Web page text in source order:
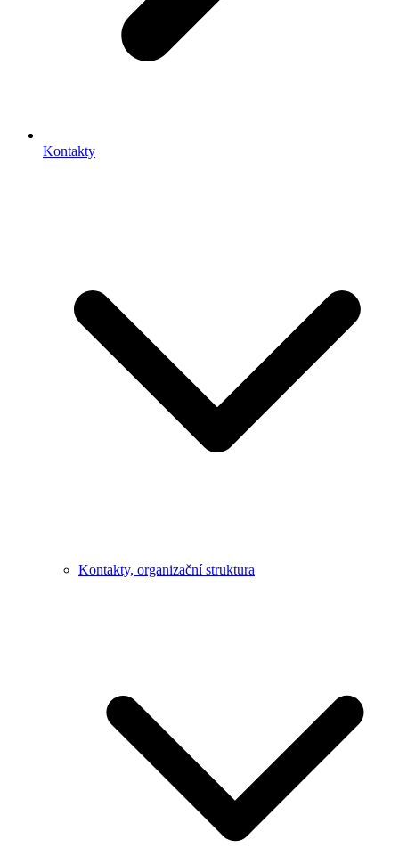
Kontakty
Kontakty, organizační struktura